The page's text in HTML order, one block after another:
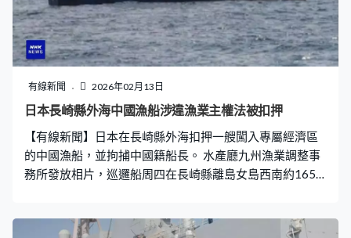
證物包括一對手套，正進行科學鑑證。 路透社引述美國官
員消息指，聯邦調查局曾要求警方移交手套及DNA樣本予
局方進行分析，但警方拒絕，改為聘用佛羅里達州私人化
驗所做科學鑑證。警方又促請居住在現場附近3.2公里範圍
的民眾，提交上月任何可疑片段協助調查，特別是1月11
日及31日部分時段的行車紀錄片段，當局正調查一輛懷疑
涉案貨車。 格斯里在社交平台發放兒時跟媽媽相處的片
段，感謝外界為她們祈禱，強調不會放棄。
有線新聞 2026年02月13日
日本長崎縣外海中國漁船涉違漁業主權法被扣押
【有線新聞】日本在長崎縣外海扣押一艘闖入專屬經濟區
的中國漁船，並拘捕中國籍船長。 水產廳九州漁業調整事
務所發放相片，巡邏船周四在長崎縣離島女島西南約165
離開，最終以涉嫌違反《漁業主權法》扣押船隻及拘捕47